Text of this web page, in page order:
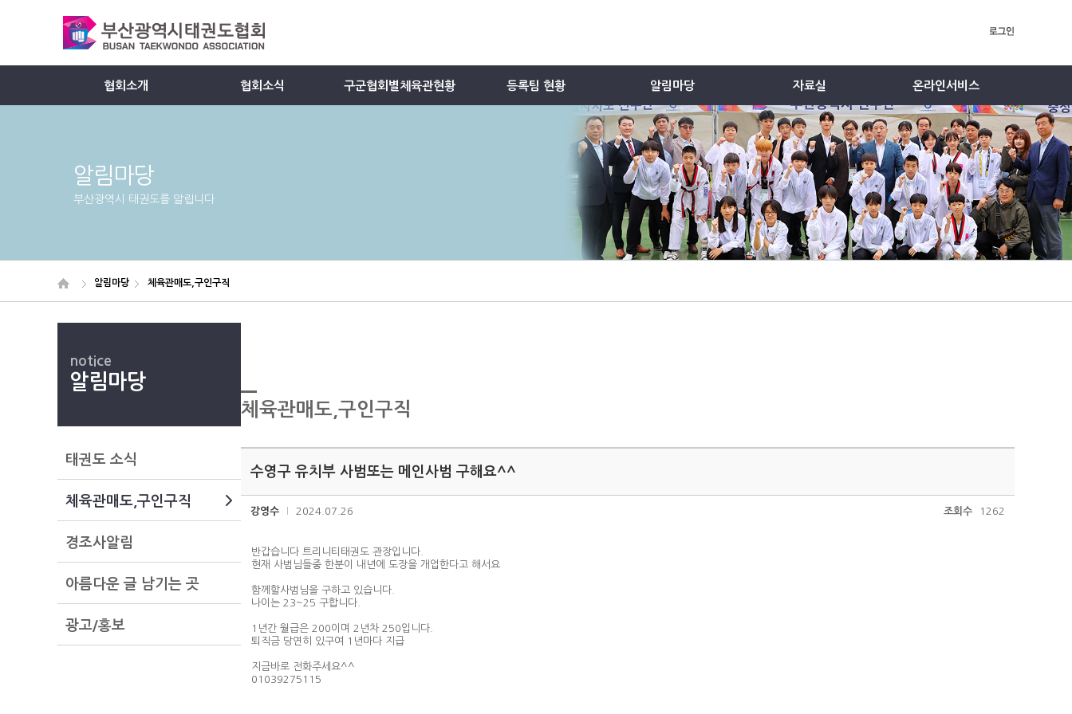
협회소개 협회소식 구군협회별체육관현황 등록팀 현황 알림마당 자료실 온라인서비스
알림마당
부산광역시 태권도를 알립니다
알림마당 체육관매도,구인구직
notice
알림마당
태권도 소식
체육관매도,구인구직
경조사알림
아름다운 글 남기는 곳
광고/홍보
체육관매도,구인구직
수영구 유치부 사범또는 메인사범 구해요^^
강영수 2024.07.26 조회수 1262
반갑습니다 트리니티태권도 관장입니다.
현재 사범님들중 한분이 내년에 도장을 개업한다고 해서요
함께할사범님을 구하고 있습니다.
나이는 23~25 구합니다.
1년간 월급은 200이며 2년차 250입니다.
퇴직금 당연히 있구여 1년마다 지급
지금바로 전화주세요^^
01039275115